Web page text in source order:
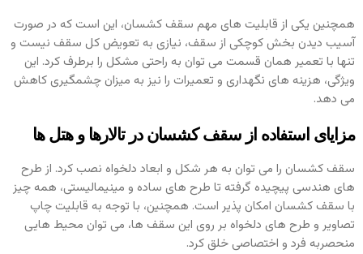
همچنین یکی از قابلیت‌ های مهم سقف کشسان، این است که در صورت
آسیب دیدن بخش کوچکی از سقف، نیازی به تعویض کل سقف نیست و
تنها با تعمیر همان قسمت می‌ توان به راحتی مشکل را برطرف کرد. این
ویژگی، هزینه‌ های نگهداری و تعمیرات را نیز به میزان چشمگیری کاهش
می‌ دهد.
مزایای استفاده از سقف کشسان در تالارها و هتل‌ ها
سقف کشسان را می‌ توان به هر شکل و ابعاد دلخواه نصب کرد. از طرح‌
های هندسی پیچیده گرفته تا طرح‌ های ساده و مینیمالیستی، همه چیز
با سقف کشسان امکان‌ پذیر است. همچنین، با توجه به قابلیت چاپ
تصاویر و طرح‌ های دلخواه بر روی این سقف‌ ها، می‌ توان محیط‌ هایی
منحصربه‌ فرد و اختصاصی خلق کرد.